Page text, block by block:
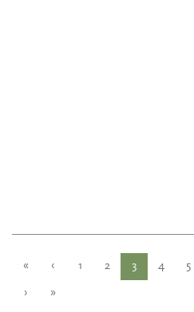
« ‹ 1 2 3 4 5
› »